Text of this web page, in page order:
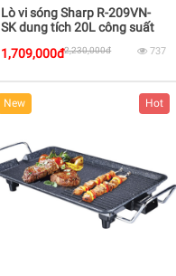
Lò vi sóng Sharp R-209VN-
SK dung tích 20L công suất
1,709,000đ2,230,000đ 737
New Hot